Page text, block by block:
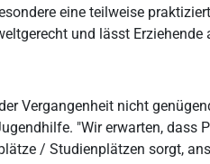
eine teilweise
und lässt
Vergangenheit nicht
"Wir erwarten, dass
/ Studienplätzen sorgt,